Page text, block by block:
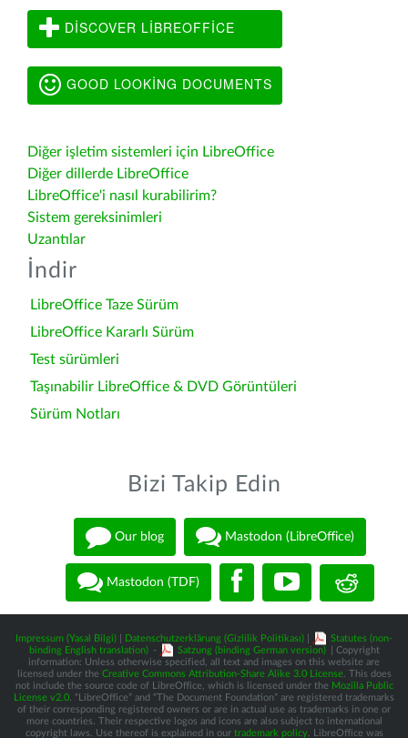
DISCOVER LIBREOFFICE
GOOD LOOKING DOCUMENTS
Diğer işletim sistemleri için LibreOffice
Diğer dillerde LibreOffice
LibreOffice'i nasıl kurabilirim?
Sistem gereksinimleri
Uzantılar
İndir
LibreOffice Taze Sürüm
LibreOffice Kararlı Sürüm
Test sürümleri
Taşınabilir LibreOffice & DVD Görüntüleri
Sürüm Notları
Bizi Takip Edin
Our blog Mastodon (LibreOffice)
Mastodon (TDF)
Impressum (Yasal Bilgi) Datenschutzerklärung (Gizlilik Politikası)
Statutes (non-
binding English translation) - Satzung (binding German version)
| Copyright
information: Unless otherwise specified, all text and images on this website are
licensed under the Creative Commons Attribution-Share Alike 3.0 License. This does
not include the source code of LibreOffice, which is licensed under the Mozilla Public
License v2.0 . “LibreOffice” and “The Document Foundation” are registered trademarks
of their corresponding registered owners or are in actual use as trademarks in one or
more countries. Their respective logos and icons are also subject to international
copyright laws. Use thereof is explained in our trademark policy. LibreOffice was